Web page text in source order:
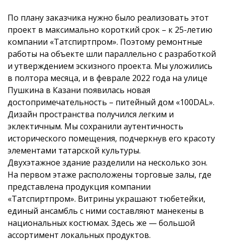
По плану заказчика нужно было реализовать этот
проект в максимально короткий срок – к 25-летию
компании «Татспиртпром». Поэтому ремонтные
работы на объекте шли параллельно с разработкой
и утверждением эскизного проекта. Мы уложились
в полтора месяца, и в феврале 2022 года на улице
Пушкина в Казани появилась новая
достопримечательность – питейный дом «100DAL».
Дизайн пространства получился легким и
эклектичным. Мы сохранили аутентичность
исторического помещения, подчеркнув его красоту
элементами татарской культуры.
Двухэтажное здание разделили на несколько зон.
На первом этаже расположены торговые залы, где
представлена продукция компании
«Татспиртпром». Витрины украшают тюбетейки,
единый ансамбль с ними составляют манекены в
национальных костюмах. Здесь же — большой
ассортимент локальных продуктов.